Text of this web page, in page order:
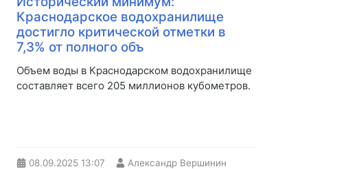
Краснодарское водохранилище
достигло критической отметки в
7,3% от полного объ
Объем воды в Краснодарском водохранилище
составляет всего 205 миллионов кубометров.
08.09.2025 13:07 Александр Вершинин